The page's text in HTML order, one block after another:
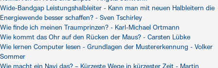
Wide-Bandgap Leistungshalbleiter - Kann man mit neuen Halbleitern die
Energiewende besser schaffen? - Sven Tschirley
Wie finde ich meinen Traumprinzen? - Karl-Michael Ortmann
Wie kommt das Ohr auf den Rücken der Maus? - Carsten Lübke
Wie lernen Computer lesen - Grundlagen der Mustererkennung - Volker
Sommer